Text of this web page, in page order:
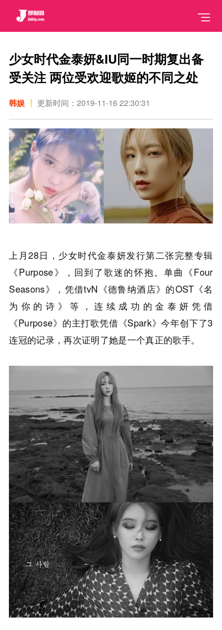
少女时代金泰妍&IU同一时期复出备
受关注 两位受欢迎歌姬的不同之处
韩娱 更新时间：2019-11-16 22:30:31
上月28日，少女时代金泰妍发行第二张完整专辑
《Purpose》，回到了歌迷的怀抱。单曲《Four
Seasons》，凭借tvN《德鲁纳酒店》的OST《名
为你的诗》等，连续成功的金泰妍凭借
《Purpose》的主打歌凭借《Spark》今年创下了3
连冠的记录，再次证明了她是一个真正的歌手。